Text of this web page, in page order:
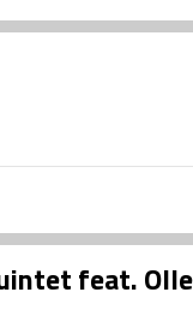
feat.